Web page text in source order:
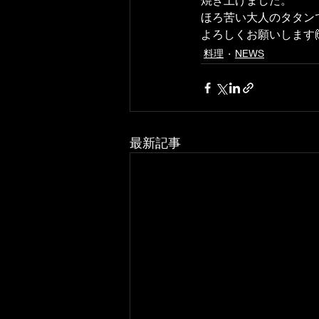
ほろ苦い大人のタタン
よろしくお願いします
料理 NEWS
最新記事